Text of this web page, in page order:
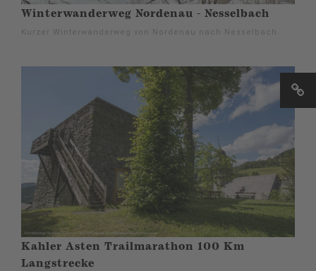
Winterwanderweg Nordenau - Nesselbach
Kurzer Winterwanderweg von Nordenau nach Nesselbach.
Kahler Asten Trailmarathon 100 Km
Langstrecke